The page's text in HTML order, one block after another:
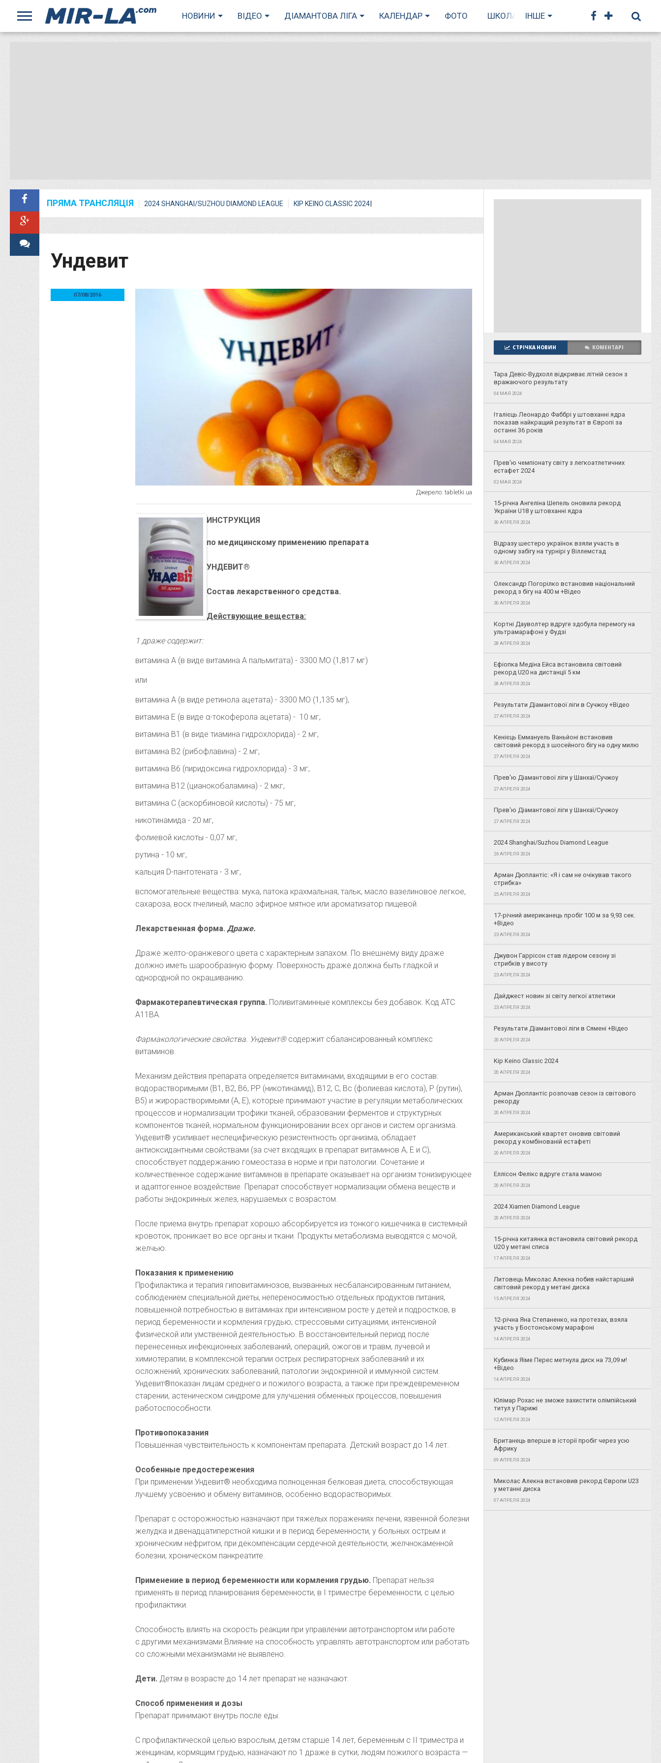
НОВИНИ ВІДЕО ДІАМАНТОВА ЛІГА КАЛЕНДАР ФОТО ШКОЛА БІГУ
ІНШЕ
ПРЯМА ТРАНСЛЯЦІЯ 2024 SHANGHAI/SUZHOU DIAMOND LEAGUE I
KIP KEINO CLASSIC 2024
Ундевит
Джерело: tabletki.ua
ИНСТРУКЦИЯ
по медицинскому применению препарата
УНДЕВИТ®
Состав лекарственного средства.
Действующие вещества:
1 драже содержит:
витамина А (в виде витамина А пальмитата) - 3300 МО (1,817 мг)
или
витамина А (в виде ретинола ацетата) - 3300 МО (1,135 мг),
витамина Е (в виде α-токоферола ацетата) - 10 мг,
витамина В1 (в виде тиамина гидрохлорида) - 2 мг,
витамина В2 (рибофлавина) - 2 мг,
витамина В6 (пиридоксина гидрохлорида) - 3 мг,
витамина В12 (цианокобаламина) - 2 мкг,
витамина С (аскорбиновой кислоты) - 75 мг,
никотинамида - 20 мг,
фолиевой кислоты - 0,07 мг,
рутина - 10 мг,
кальция D-пантотената - 3 мг,
вспомогательные вещества: мука, патока крахмальная, тальк, масло вазелиновое легкое,
сахароза, воск пчелиный, масло эфирное мятное или ароматизатор пищевой.
Лекарственная форма.Драже.
Драже желто-оранжевого цвета с характерным запахом. По внешнему виду драже
должно иметь шарообразную форму. Поверхность драже должна быть гладкой и
однородной по окрашиванию.
Фармакотерапевтическая группа. Поливитаминные комплексы без добавок. Код АТС
А11ВА.
Фармакологические свойства. Ундевит®содержит сбалансированный комплекс
витаминов.
Механизм действия препарата определяется витаминами, входящими в его состав:
водорастворимыми (В1, В2, В6, РР (никотинамид), В12, С, Вс (фолиевая кислота), Р (рутин),
В5) и жирорастворимыми (А, Е), которые принимают участие в регуляции метаболических
процессов и нормализации трофики тканей, образовании ферментов и структурных
компонентов тканей, нормальном функционировании всех органов и систем организма.
Ундевит® усиливает неспецифическую резистентность организма, обладает
антиоксидантными свойствами (за счет входящих в препарат витаминов А, Е и С),
способствует поддержанию гомеостаза в норме и при патологии. Сочетание и
количественное содержание витаминов в препарате оказывает на организм тонизирующее
и адаптогенное воздействие. Препарат способствует нормализации обмена веществ и
работы эндокринных желез, нарушаемых с возрастом.
После приема внутрь препарат хорошо абсорбируется из тонкого кишечника в системный
кровоток, проникает во все органы и ткани. Продукты метаболизма выводятся с мочой,
желчью.
Показания к применению
Профилактика и терапия гиповитаминозов, вызванных несбалансированным питанием,
соблюдением специальной диеты, непереносимостью отдельных продуктов питания;
повышенной потребностью в витаминах при интенсивном росте у детей и подростков, в
период беременности и кормления грудью; стрессовыми ситуациями, интенсивной
физической или умственной деятельностью. В восстановительный период после
перенесенных инфекционных заболеваний, операций, ожогов и травм, лучевой и
химиотерапии; в комплексной терапии острых респираторных заболеваний и их
осложнений, хронических заболеваний, патологии эндокринной и иммунной систем.
Ундевит®показан лицам среднего и пожилого возраста, а также при преждевременном
старении, астеническом синдроме для улучшения обменных процессов, повышения
работоспособности.
Противопоказания
Повышенная чувствительность к компонентам препарата. Детский возраст до 14 лет.
Особенные предостережения
При применении Ундевит® необходима полноценная белковая диета, способствующая
лучшему усвоению и обмену витаминов, особенно водорастворимых.
Препарат с осторожностью назначают при тяжелых поражениях печени, язвенной болезни
желудка и двенадцатиперстной кишки и в период беременности, у больных острым и
хроническим нефритом, при декомпенсации сердечной деятельности, желчнокаменной
болезни, хроническом панкреатите.
Применение в период беременности или кормления грудью. Препарат нельзя
применять в период планирования беременности, в І триместре беременности, с целью
профилактики.
Способность влиять на скорость реакции при управлении автотранспортом или работе
с другими механизмами.Влияние на способность управлять автотранспортом или работать
со сложными механизмами не выявлено.
Дети. Детям в возрасте до 14 лет препарат не назначают.
Способ применения и дозы
Препарат принимают внутрь после еды.
С профилактической целью взрослым, детям старше 14 лет, беременным с ΙΙ триместра и
женщинам, кормящим грудью, назначают по 1 драже в сутки; людям пожилого возраста —
07/08/2016
СТРІЧКА НОВИН КОМЕНТАРІ
Тара Девіс-Вудхолл відкриває літній сезон з
вражаючого результату
04 МАЯ 2024
Італієць Леонардо Фаббрі у штовханні ядра
показав найкращий результат в Європі за
останні 36 років
04 МАЯ 2024
Прев'ю чемпіонату світу з легкоатлетичних
естафет 2024
02 МАЯ 2024
15-річна Ангеліна Шепель оновила рекорд
України U18 у штовханні ядра
30 АПРЕЛЯ 2024
Відразу шестеро українок взяли участь в
одному забігу на турнірі у Віллемстад
30 АПРЕЛЯ 2024
Олександр Погорілко встановив національний
рекорд з бігу на 400 м +Відео
30 АПРЕЛЯ 2024
Кортні Дауволтер вдруге здобула перемогу на
ультрамарафоні у Фудзі
28 АПРЕЛЯ 2024
Ефіопка Медіна Ейса встановила світовий
рекорд U20 на дистанції 5 км
28 АПРЕЛЯ 2024
Результати Діамантової ліги в Сучжоу +Відео
27 АПРЕЛЯ 2024
Кенієць Еммануель Ваньйоні встановив
світовий рекорд з шосейного бігу на одну милю
27 АПРЕЛЯ 2024
Прев'ю Діамантової ліги у Шанхаї/Сучжоу
27 АПРЕЛЯ 2024
Прев'ю Діамантової ліги у Шанхаї/Сучжоу
27 АПРЕЛЯ 2024
2024 Shanghai/Suzhou Diamond League
26 АПРЕЛЯ 2024
Арман Дюплантіс: «Я і сам не очікував такого
стрибка»
25 АПРЕЛЯ 2024
17-річний американець пробіг 100 м за 9,93 сек.
+Відео
23 АПРЕЛЯ 2024
Джувон Гаррісон став лідером сезону зі
стрибків у висоту
23 АПРЕЛЯ 2024
Дайджест новин зі світу легкої атлетики
23 АПРЕЛЯ 2024
Результати Діамантової ліги в Сямені +Відео
20 АПРЕЛЯ 2024
Kip Keino Classic 2024
20 АПРЕЛЯ 2024
Арман Дюплантіс розпочав сезон із світового
рекорду
20 АПРЕЛЯ 2024
Американський квартет оновив світовий
рекорд у комбінованій естафеті
20 АПРЕЛЯ 2024
Еллісон Фелікс вдруге стала мамою
20 АПРЕЛЯ 2024
2024 Xiamen Diamond League
20 АПРЕЛЯ 2024
15-річна китаянка встановила світовий рекорд
U20 у метані списа
17 АПРЕЛЯ 2024
Литовець Миколас Алекна побив найстаріший
світовий рекорд у метані диска
15 АПРЕЛЯ 2024
12-річна Яна Степаненко, на протезах, взяла
участь у Бостонському марафоні
14 АПРЕЛЯ 2024
Кубинка Яіме Перес метнула диск на 73,09 м!
+Відео
14 АПРЕЛЯ 2024
Юлімар Рохас не зможе захистити олімпійський
титул у Парижі
12 АПРЕЛЯ 2024
Британець вперше в історії пробіг через усю
Африку
09 АПРЕЛЯ 2024
Миколас Алекна встановив рекорд Європи U23
у метанні диска
07 АПРЕЛЯ 2024